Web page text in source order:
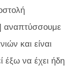
αναπτύσσουμε
και είναι
έξω να έχει ήδη